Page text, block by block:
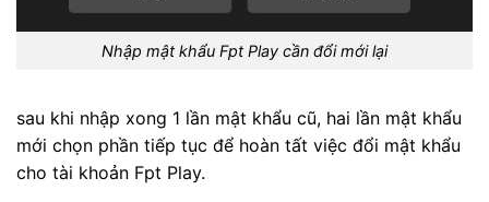
Nhập mật khẩu Fpt Play cần đổi mới lại
sau khi nhập xong 1 lần mật khẩu cũ, hai lần mật khẩu
mới chọn phần tiếp tục để hoàn tất việc đổi mật khẩu
cho tài khoản Fpt Play.